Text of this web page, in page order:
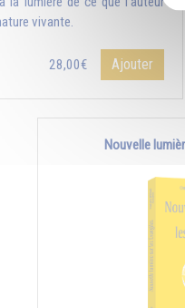
vivante.
28,00€ Ajouter
Nouvelle